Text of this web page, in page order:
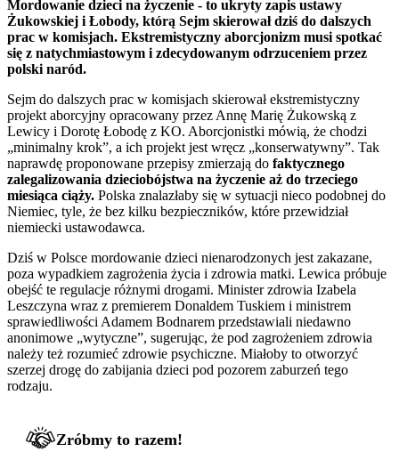
Mordowanie dzieci na życzenie - to ukryty zapis ustawy
Żukowskiej i Łobody, którą Sejm skierował dziś do dalszych
prac w komisjach. Ekstremistyczny aborcjonizm musi spotkać
się z natychmiastowym i zdecydowanym odrzuceniem przez
polski naród.
Sejm do dalszych prac w komisjach skierował ekstremistyczny
projekt aborcyjny opracowany przez Annę Marię Żukowską z
Lewicy i Dorotę Łobodę z KO. Aborcjonistki mówią, że chodzi
„minimalny krok”, a ich projekt jest wręcz „konserwatywny”. Tak
naprawdę proponowane przepisy zmierzają do faktycznego
zalegalizowania dzieciobójstwa na życzenie aż do trzeciego
miesiąca ciąży. Polska znalazłaby się w sytuacji nieco podobnej do
Niemiec, tyle, że bez kilku bezpieczników, które przewidział
niemiecki ustawodawca.
Dziś w Polsce mordowanie dzieci nienarodzonych jest zakazane,
poza wypadkiem zagrożenia życia i zdrowia matki. Lewica próbuje
obejść te regulacje różnymi drogami. Minister zdrowia Izabela
Leszczyna wraz z premierem Donaldem Tuskiem i ministrem
sprawiedliwości Adamem Bodnarem przedstawiali niedawno
anonimowe „wytyczne”, sugerując, że pod zagrożeniem zdrowia
należy też rozumieć zdrowie psychiczne. Miałoby to otworzyć
szerzej drogę do zabijania dzieci pod pozorem zaburzeń tego
rodzaju.
Zróbmy to razem!